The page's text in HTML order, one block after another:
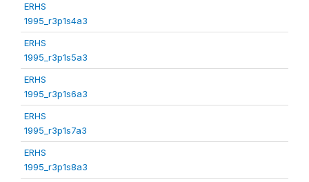
ERHS
1995_r3p1s4a3
ERHS
1995_r3p1s5a3
ERHS
1995_r3p1s6a3
ERHS
1995_r3p1s7a3
ERHS
1995_r3p1s8a3